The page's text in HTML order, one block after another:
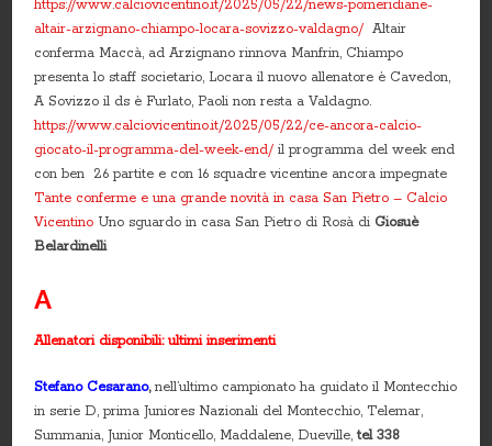
https://www.calciovicentino.it/2025/05/22/news-pomeridiane-
altair-arzignano-chiampo-locara-sovizzo-valdagno/ Altair
conferma Maccà, ad Arzignano rinnova Manfrin, Chiampo
presenta lo staff societario, Locara il nuovo allenatore è Cavedon,
A Sovizzo il ds è Furlato, Paoli non resta a Valdagno.
https://www.calciovicentino.it/2025/05/22/ce-ancora-calcio-
giocato-il-programma-del-week-end/ il programma del week end
con ben 26 partite e con 16 squadre vicentine ancora impegnate
Tante conferme e una grande novità in casa San Pietro – Calcio
Vicentino Uno sguardo in casa San Pietro di Rosà di Giosuè
Belardinelli
A
Allenatori disponibili: ultimi inserimenti
Stefano Cesarano,nell’ultimo campionato ha guidato il Montecchio
in serie D, prima Juniores Nazionali del Montecchio, Telemar,
Summania, Junior Monticello, Maddalene, Dueville, tel338